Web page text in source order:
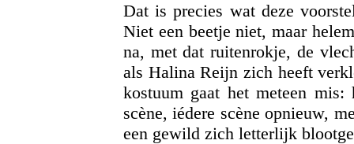
Dat is precies wat deze
Niet een beetje niet, maar
na, met dat ruitenrokje, de
als Halina Reijn zich heeft
kostuum gaat het meteen
scène, iédere scène opnieuw,
een gewild zich letterlijk